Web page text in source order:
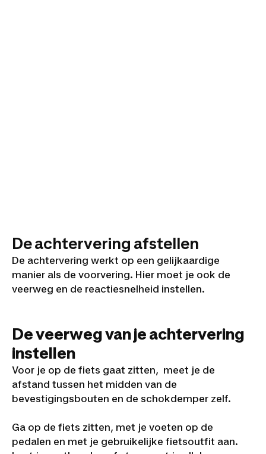
De achtervering afstellen
De achtervering werkt op een gelijkaardige
manier als de voorvering. Hier moet je ook de
veerweg en de reactiesnelheid instellen.
De veerweg van je achtervering
instellen
Voor je op de fiets gaat zitten, meet je de
afstand tussen het midden van de
bevestigingsbouten en de schokdemper zelf.
Ga op de fiets zitten, met je voeten op de
pedalen en met je gebruikelijke fietsoutfit aan.